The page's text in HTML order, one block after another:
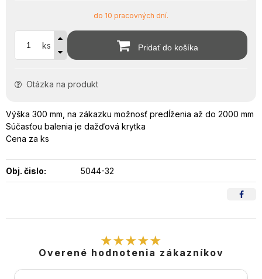
do 10 pracovných dní.
ks Pridať do košíka
Otázka na produkt
Výška 300 mm, na zákazku možnosť predĺženia až do 2000 mm
Súčasťou balenia je dažďová krytka
Cena za ks
Obj. čislo: 5044-32
★★★★★
Overené hodnotenia zákazníkov